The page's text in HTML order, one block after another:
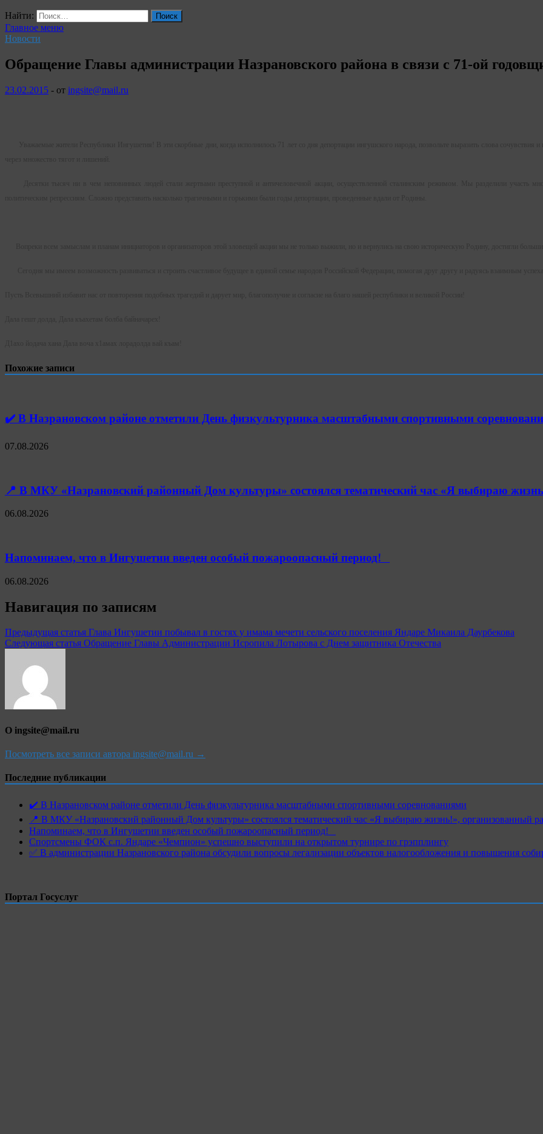
Найти:
Главное меню
Новости
Обращение Главы администрации Назрановского района в связи с 71-ой
23.02.2015 - от ingsite@mail.ru
Похожие записи
✔️ В Назрановском районе отметили День физкультурника масштабными спортивными
07.08.2026
📍 В МКУ «Назрановский районный Дом культуры» состоялся тематический час «Я выбираю
06.08.2026
Напоминаем, что в Ингушетии введен особый пожароопасный период!⁣⁣⠀
06.08.2026
Навигация по записям
Предыдущая статья Глава Ингушетии побывал в гостях у имама мечети сельского поселения Яндаре Микаила Даурбекова
Следующая статья Обращение Главы Администрации Исропила Лотырова с Днем защитника Отечества
О ingsite@mail.ru
Посмотреть все записи автора ingsite@mail.ru →
Последние публикации
✔️ В Назрановском районе отметили День физкультурника масштабными спортивными соревнованиями
📍 В МКУ «Назрановский районный Дом культуры» состоялся тематический час «Я выбираю жизнь!», организованный
Напоминаем, что в Ингушетии введен особый пожароопасный период!⁣⁣⠀
Спортсмены ФОК с.п. Яндаре «Чемпион» успешно выступили на открытом турнире по грэпплингу
✅ В администрации Назрановского района обсудили вопросы легализации объектов налогообложения и повышения
Портал Госуслуг